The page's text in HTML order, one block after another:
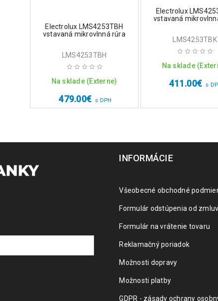
Electrolux LMS4253TBH
vstavaná mikrovlnná rúra
LMS4253TBH
Na sklade (Externe)
479.00€ s DPH
Electrolux
vstavaná
LMS4253TBK
Na sklade
411.00€ s
INFORMÁCIE
Všeobecné obchodné
Formulár odstúpenia od
Formulár na vrátenie tovaru
Reklamačný poriadok
Možnosti dopravy
Možnosti platby
GDPR - zásady ochrany